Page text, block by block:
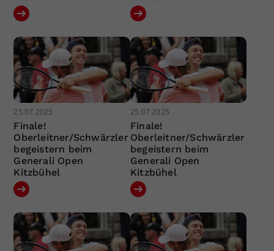
25.07.2025
Finale!
Oberleitner/Schwärzler
begeistern beim
Generali Open
Kitzbühel
25.07.2025
Finale!
Oberleitner/Schwärzler
begeistern beim
Generali Open
Kitzbühel